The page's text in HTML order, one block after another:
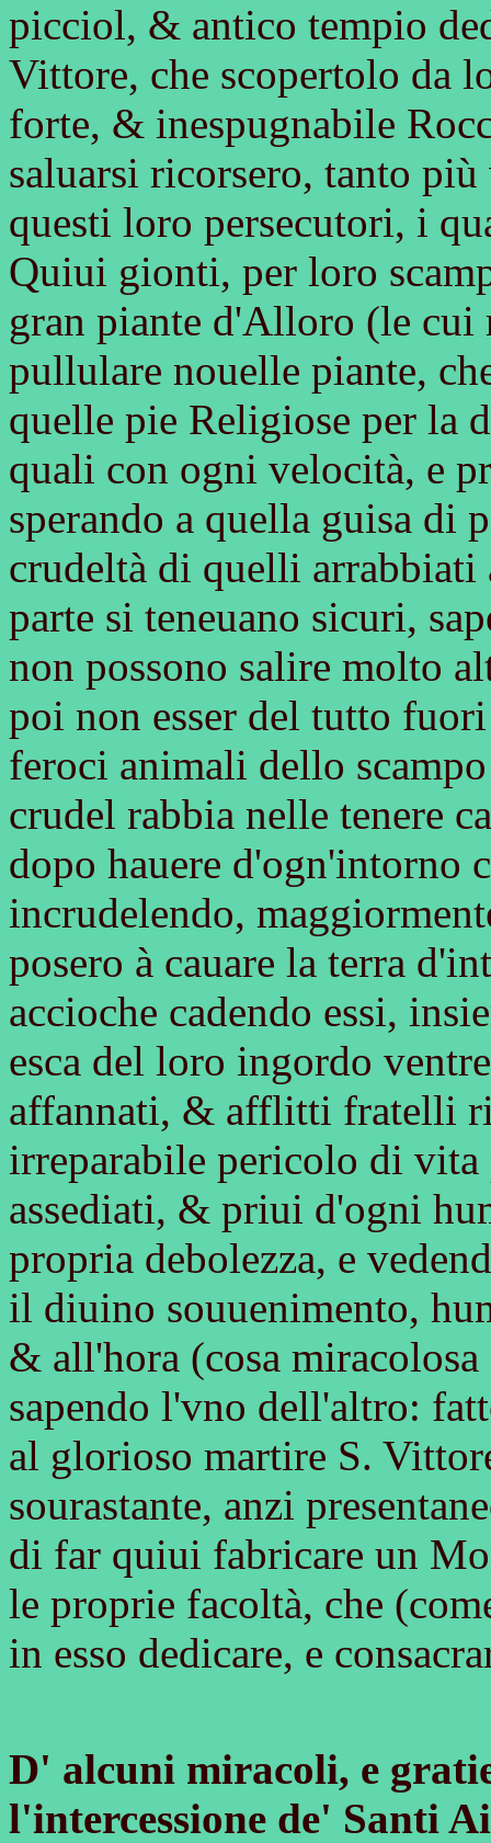
picciol, & antico tempio
Vittore, che scopertolo da
forte, & inespugnabile
saluarsi ricorsero, tanto
questi loro persecutori, i
Quiui gionti, per loro
gran piante d'Alloro (le
pullulare nouelle piante,
quelle pie Religiose per la
quali con ogni velocità, e
sperando a quella guisa di
crudeltà di quelli
parte si teneuano sicuri,
non possono salire molto
poi non esser del tutto
feroci animali dello
crudel rabbia nelle tenere
dopo hauere d'ogn'intorno
incrudelendo,
posero à cauare la terra
accioche cadendo essi,
esca del loro ingordo
affannati, & afflitti fratelli
irreparabile pericolo di vita
assediati, & priui d'ogni
propria debolezza, e
il diuino souuenimento,
& all'hora (cosa
sapendo l'vno dell'altro:
al glorioso martire S.
sourastante, anzi
di far quiui fabricare un
le proprie facoltà, che
in esso dedicare, e
D' alcuni miracoli, e
l'intercessione de' Santi